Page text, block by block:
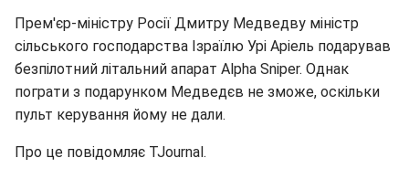
Прем'єр-міністру Росії Дмитру Медведву міністр
сільського господарства Ізраїлю Урі Аріель подарував
безпілотний літальний апарат Alpha Sniper. Однак
пограти з подарунком Медведєв не зможе, оскільки
пульт керування йому не дали.
Про це повідомляє TJournal.